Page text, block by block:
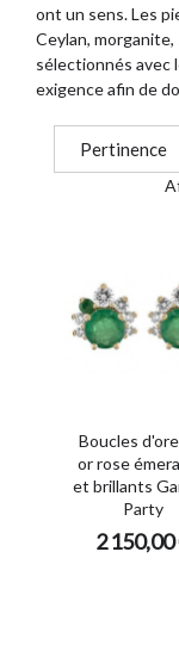
ont un sens. Les
Ceylan,
sélectionnés avec
exigence afin de
Pertinence
Boucles
or rose
et brillants
Party
2 150,00